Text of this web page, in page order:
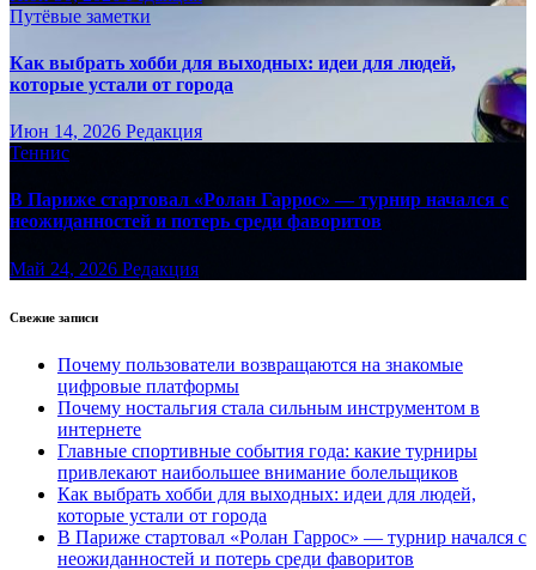
Путёвые заметки
Как выбрать хобби для выходных: идеи для людей,
которые устали от города
Июн 14, 2026 Редакция
Теннис
В Париже стартовал «Ролан Гаррос» — турнир начался с
неожиданностей и потерь среди фаворитов
Май 24, 2026 Редакция
Свежие записи
Почему пользователи возвращаются на знакомые
цифровые платформы
Почему ностальгия стала сильным инструментом в
интернете
Главные спортивные события года: какие турниры
привлекают наибольшее внимание болельщиков
Как выбрать хобби для выходных: идеи для людей,
которые устали от города
В Париже стартовал «Ролан Гаррос» — турнир начался с
неожиданностей и потерь среди фаворитов